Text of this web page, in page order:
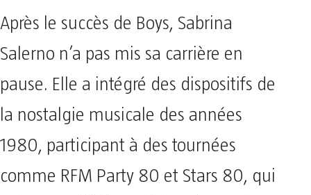
Après le succès de Boys, Sabrina
Salerno n’a pas mis sa carrière en
pause. Elle a intégré des dispositifs de
la nostalgie musicale des années
1980, participant à des tournées
comme RFM Party 80 et Stars 80, qui